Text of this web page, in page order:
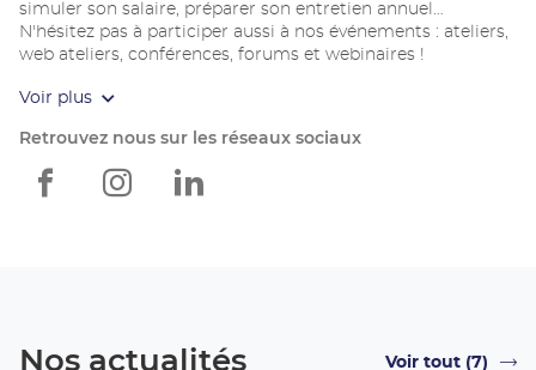
simuler son salaire, préparer son entretien annuel…
N'hésitez pas à participer aussi à nos événements : ateliers,
web ateliers, conférences, forums et webinaires !
Voir plus
Retrouvez nous sur les réseaux sociaux
ApecApecApec
Nos actualités Voir tout (7)